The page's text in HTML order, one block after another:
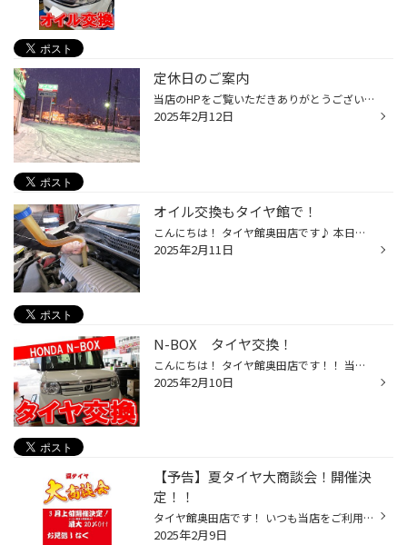
定休日のご案内
当店のHPをご覧いただきありがとうございます。 タイヤ館奥田店は本日定休日です。 何卒ご了承のほど よろしくお願いいたします。
2025年2月12日
オイル交換もタイヤ館で！
こんにちは！ タイヤ館奥田店です♪ 本日も当店のＨＰをご覧いただき、ありがとうございます！ 当店ではオイル交換もできます♪ タイヤ交換だけではなく ・オイル交換 ・バッテリー交換もお任せください！！
2025年2月11日
N-BOX タイヤ交換！
こんにちは！ タイヤ館奥田店です！！ 当店のHPをご覧いただきありがとうございます(#^^#) 今回はホンダ・N-BOXのタイヤ交換作業をご紹介☆ 交換前のタイヤです プラットホームと呼ばれる スタッドレスタイヤの使用限度までミゾがすり減っていました 2015年製のタイヤで ゴムが硬くなっています とに...
2025年2月10日
【予告】夏タイヤ大商談会！開催決
定！！
タイヤ館奥田店です！ いつも当店をご利用いただき、ありがとうございます。 イベント開催決定！！！
2025年2月9日